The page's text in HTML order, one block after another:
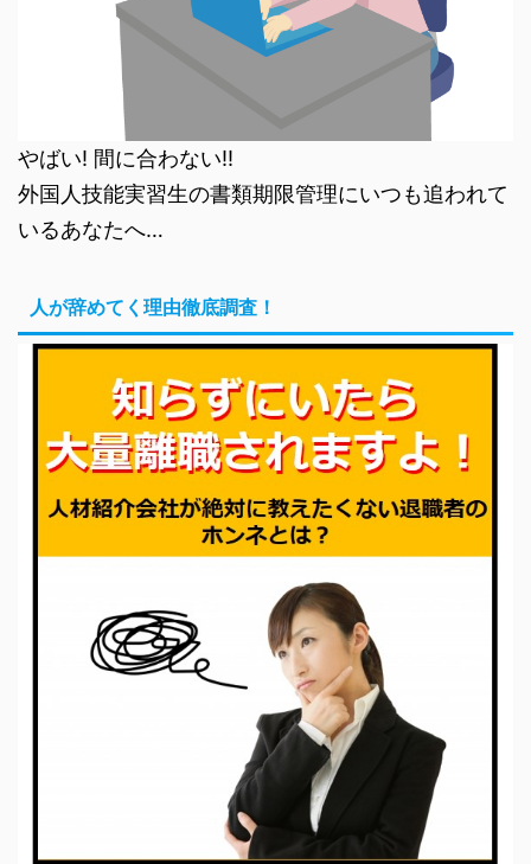
やばい! 間に合わない!!
外国人技能実習生の書類期限管理にいつも追われて
いるあなたへ…
人が辞めてく理由徹底調査！